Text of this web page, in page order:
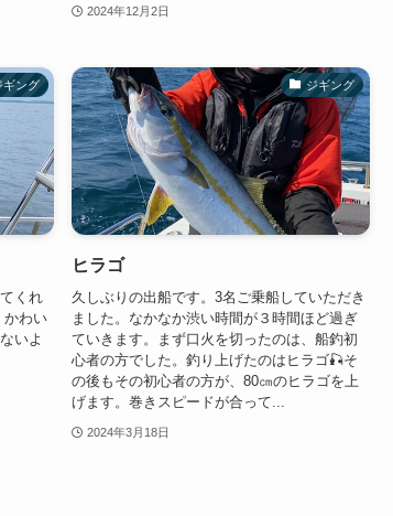
2024年12月2日
ギング
くれ
かわい
いよ
ジギング
ヒラゴ
久しぶりの出船です。3名ご乗船していただき
ました。なかなか渋い時間が３時間ほど過ぎ
ていきます。まず口火を切ったのは、船釣初
心者の方でした。釣り上げたのはヒラゴ🎣そ
の後もその初心者の方が、80㎝のヒラゴを上
げます。巻きスピードが合って...
2024年3月18日